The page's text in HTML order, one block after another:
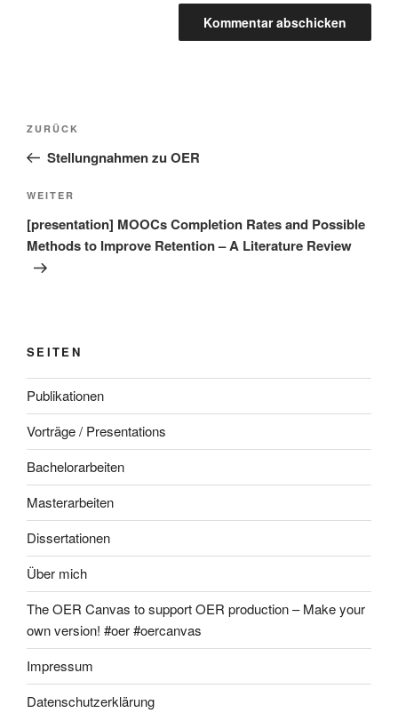
Beitragsnavigation
Vorheriger
Beitrag
ZURÜCK
Stellungnahmen zu OER
Nächster
Beitrag
WEITER
[presentation] MOOCs Completion Rates and Possible
Methods to Improve Retention – A Literature Review
SEITEN
Publikationen
Vorträge / Presentations
Bachelorarbeiten
Masterarbeiten
Dissertationen
Über mich
The OER Canvas to support OER production – Make your
own version! #oer #oercanvas
Impressum
Datenschutzerklärung